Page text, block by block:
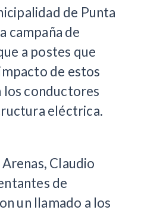
de Punta
campaña de
a postes que
de estos
conductores
eléctrica.
Claudio
de
un llamado a los